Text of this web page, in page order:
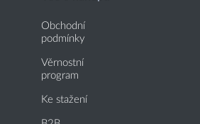
Obchodní
podmínky
Věrnostní
program
Ke stažení